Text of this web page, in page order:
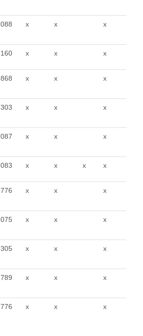
088 x x x
160 x x x
868 x x x
303 x x x
087 x x x
083 x x x x
776 x x x
075 x x x
305 x x x
789 x x x
776 x x x